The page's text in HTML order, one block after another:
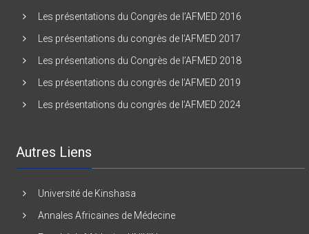
Les présentations du Congrès de l’AFMED 2016
Les présentations du congrès de l’AFMED 2017
Les présentations du Congrès de l’AFMED 2018
Les présentations du congrès de l’AFMED 2019
Les présentations du congrès de l’AFMED 2024
Autres Liens
Université de Kinshasa
Annales Africaines de Médecine